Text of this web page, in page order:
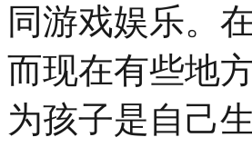
同游戏娱乐。
而现在有些地
为孩子是自己